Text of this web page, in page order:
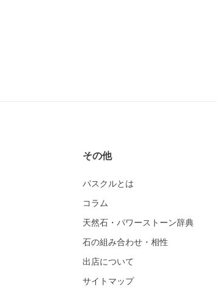
その他
パスクルとは
コラム
天然石・パワーストーン辞典
石の組み合わせ・相性
出店について
サイトマップ